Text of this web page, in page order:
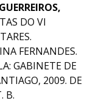
DO VI
FERNANDES.
GABINETE DE
2009. DE
B.